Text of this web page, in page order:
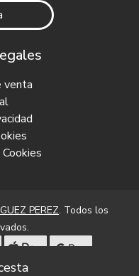
venta
PEREZ. Todos los
. Tecnología